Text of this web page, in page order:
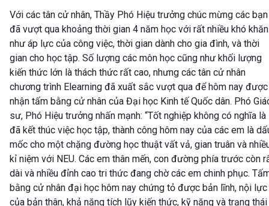
Với các tân cử nhân, Thầy Phó Hiệu trưởng chúc mừng các bạn
đã vượt qua khoảng thời gian 4 năm học với rất nhiều khó khăn
như áp lực của công việc, thời gian dành cho gia đình, và thời
gian cho học tập. Số lượng các môn học cũng như khối lượng
kiến thức lớn là thách thức rất cao, nhưng các tân cử nhân
chương trình Elearning đã xuất sắc vượt qua để hôm nay được
nhận tấm bằng cử nhân của Đại học Kinh tế Quốc dân. Phó
sư, Phó Hiệu trưởng nhấn mạnh: “Tốt nghiệp không có nghĩa là
đã kết thúc việc học tập, thành công hôm nay của các em là
mốc cho một chặng đường học thuật vất vả, gian truân và
kỉ niệm với NEU. Các em thân mến, con đường phía trước còn
dài và nhiều đỉnh cao tri thức đang chờ các em chinh phục.
bằng cử nhân đại học hôm nay chứng tỏ được bản lĩnh, nội lực
của bản thân, khả năng tích lũy kiến thức, kỹ năng và trạng thái